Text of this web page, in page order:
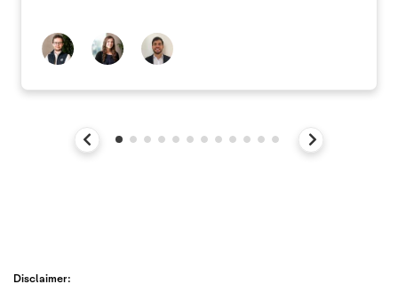
Disclaimer: